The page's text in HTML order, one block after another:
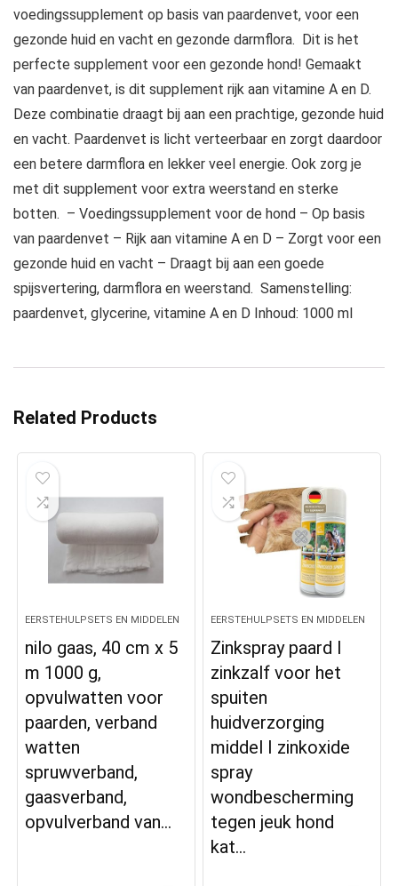
voedingssupplement op basis van paardenvet, voor een
gezonde huid en vacht en gezonde darmflora. Dit is het
perfecte supplement voor een gezonde hond! Gemaakt
van paardenvet, is dit supplement rijk aan vitamine A en D.
Deze combinatie draagt bij aan een prachtige, gezonde huid
en vacht. Paardenvet is licht verteerbaar en zorgt daardoor
een betere darmflora en lekker veel energie. Ook zorg je
met dit supplement voor extra weerstand en sterke
botten. – Voedingssupplement voor de hond – Op basis
van paardenvet – Rijk aan vitamine A en D – Zorgt voor een
gezonde huid en vacht – Draagt bij aan een goede
spijsvertering, darmflora en weerstand. Samenstelling:
paardenvet, glycerine, vitamine A en D Inhoud: 1000 ml
Related Products
EERSTEHULPSETS EN MIDDELEN
nilo gaas, 40 cm x 5
m 1000 g,
opvulwatten voor
paarden, verband
watten
spruwverband,
gaasverband,
opvulverband van…
EERSTEHULPSETS EN MIDDELEN
Zinkspray paard I
zinkzalf voor het
spuiten
huidverzorging
middel I zinkoxide
spray
wondbescherming
tegen jeuk hond
kat…